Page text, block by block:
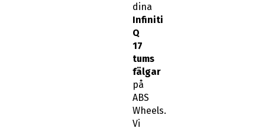
dina
Infiniti
Q
17
tums
fälgar
på
ABS
Wheels.
Vi